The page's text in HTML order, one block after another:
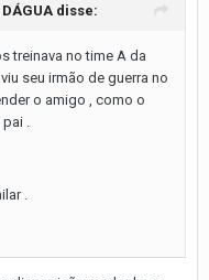
DÁGUA disse:
treinava no time A da
seu irmão de guerra no
o amigo , como o
.
.